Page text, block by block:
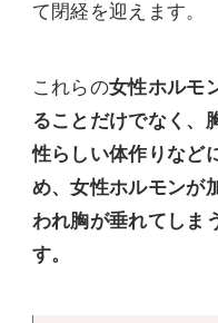
て閉経を迎えます。
これらの女性ホルモ
ることだけでなく、
性らしい体作りなど
め、女性ホルモンが
われ胸が垂れてしま
す。